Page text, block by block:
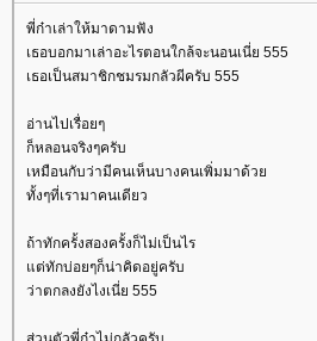
พี่ก๋าเล่าให้มาดามฟัง
เธอบอกมาเล่าอะไรตอนใกล้จะนอนเนี่ย 555
เธอเป็นสมาชิกชมรมกลัวผีครับ 555
อ่านไปเรื่อยๆ
ก็หลอนจริงๆครับ
เหมือนกับว่ามีคนเห็นบางคนเพิ่มมาด้ว
ทั้งๆที่เรามาคนเดียว
ถ้าทักครั้งสองครั้งก็ไม่เป็นไร
ต่ทักบ่อยๆก็น่าคิดอยู่ครับ
ว่าตกลงยังไงเนี่ย 555